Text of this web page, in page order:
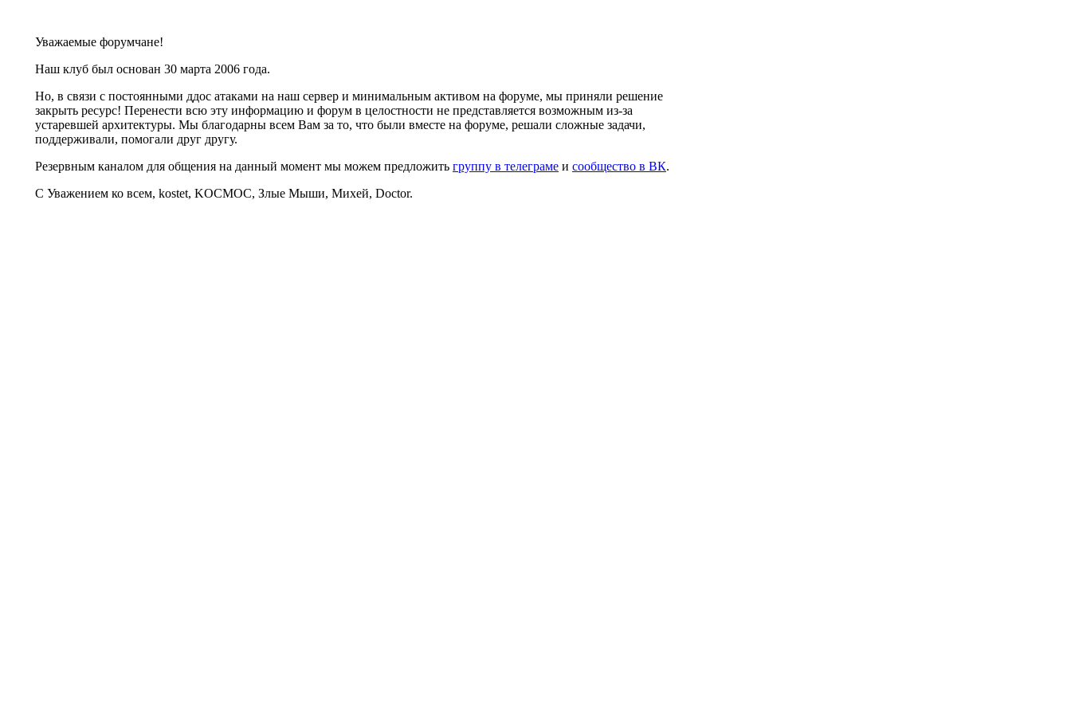
Уважаемые форумчане!
Наш клуб был основан 30 марта 2006 года.
Но, в связи с постоянными ддос атаками на наш сервер и минимальным активом на форуме, мы приняли решение
закрыть ресурс! Перенести всю эту информацию и форум в целостности не представляется возможным из-за
устаревшей архитектуры. Мы благодарны всем Вам за то, что были вместе на форуме, решали сложные задачи,
поддерживали, помогали друг другу.
Резервным каналом для общения на данный момент мы можем предложить группу в телеграме и сообщество в ВК.
С Уважением ко всем, kostet, KOCMOC, Злые Мыши, Михей, Doctor.